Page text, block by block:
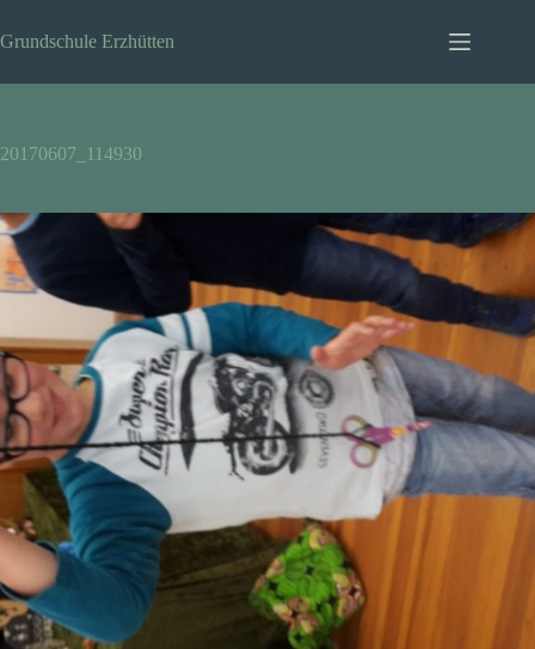
Inhalt
springen
Grundschule Erzhütten
20170607_114930